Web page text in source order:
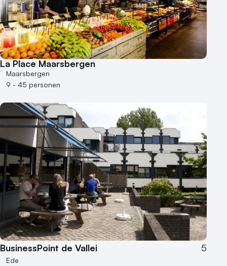
La Place Maarsbergen
Maarsbergen
9 - 45 personen
BusinessPoint de Vallei 5
Ede